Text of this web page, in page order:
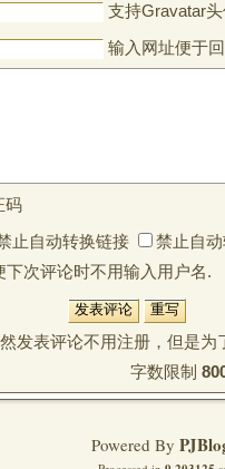
支持Gravatar
输入网址便于
码
止自动转换链接
禁止自
下次评论时不用输入用户名.
发表评论不用注册，但是
字数限制
Powered By